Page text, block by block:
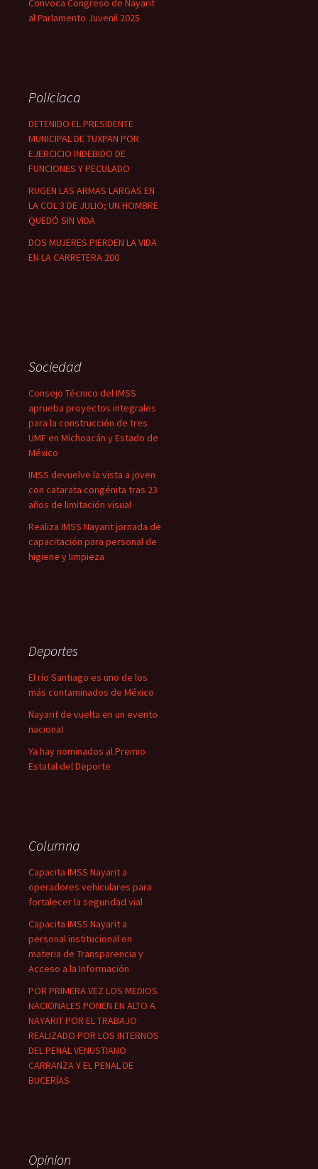
Convoca Congreso de Nayarit
al Parlamento Juvenil 2025
Policiaca
DETENIDO EL PRESIDENTE
MUNICIPAL DE TUXPAN POR
EJERCICIO INDEBIDO DE
FUNCIONES Y PECULADO
RUGEN LAS ARMAS LARGAS EN
LA COL 3 DE JULIO; UN HOMBRE
QUEDÓ SIN VIDA
DOS MUJERES PIERDEN LA VIDA
EN LA CARRETERA 200
Sociedad
Consejo Técnico del IMSS
aprueba proyectos integrales
para la construcción de tres
UMF en Michoacán y Estado de
México
IMSS devuelve la vista a joven
con catarata congénita tras 23
años de limitación visual
Realiza IMSS Nayarit jornada de
capacitación para personal de
higiene y limpieza
Deportes
El río Santiago es uno de los
más contaminados de México
Nayarit de vuelta en un evento
nacional
Ya hay nominados al Premio
Estatal del Deporte
Columna
Capacita IMSS Nayarit a
operadores vehiculares para
fortalecer la seguridad vial
Capacita IMSS Nayarit a
personal institucional en
materia de Transparencia y
Acceso a la Información
POR PRIMERA VEZ LOS MEDIOS
NACIONALES PONEN EN ALTO A
NAYARIT POR EL TRABAJO
REALIZADO POR LOS INTERNOS
DEL PENAL VENUSTIANO
CARRANZA Y EL PENAL DE
BUCERÍAS
Opinion